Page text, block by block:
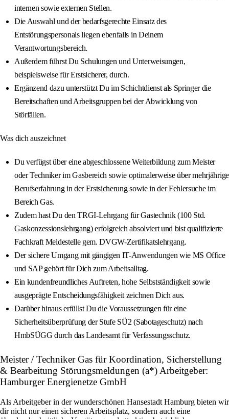
internen sowie externen Stellen.
Die Auswahl und der bedarfsgerechte Einsatz des
Entstörungspersonals liegen ebenfalls in Deinem
Verantwortungsbereich.
Außerdem führst Du Schulungen und Unterweisungen,
beispielsweise für Erstsicherer, durch.
Ergänzend dazu unterstützt Du im Schichtdienst als Springer die
Bereitschaften und Arbeitsgruppen bei der Abwicklung von
Störfällen.
Was dich auszeichnet
Du verfügst über eine abgeschlossene Weiterbildung zum Meister
oder Techniker im Gasbereich sowie optimalerweise über mehrjährige
Berufserfahrung in der Erstsicherung sowie in der Fehlersuche im
Bereich Gas.
Zudem hast Du den TRGI-Lehrgang für Gastechnik (100 Std.
Gaskonzessionslehrgang) erfolgreich absolviert und bist qualifizierte
Fachkraft Meldestelle gem. DVGW-Zertifikatslehrgang.
Der sichere Umgang mit gängigen IT-Anwendungen wie MS Office
und SAP gehört für Dich zum Arbeitsalltag.
Ein kundenfreundliches Auftreten, hohe Selbstständigkeit sowie
ausgeprägte Entscheidungsfähigkeit zeichnen Dich aus.
Darüber hinaus erfüllst Du die Voraussetzungen für eine
Sicherheitsüberprüfung der Stufe SÜ2 (Sabotageschutz) nach
HmbSÜGG durch das Landesamt für Verfassungsschutz.
Meister / Techniker Gas für Koordination, Sicherstellung
& Bearbeitung Störungsmeldungen (a*) Arbeitgeber:
Hamburger Energienetze GmbH
Als Arbeitgeber in der wunderschönen Hansestadt Hamburg bieten wir
dir nicht nur einen sicheren Arbeitsplatz, sondern auch eine